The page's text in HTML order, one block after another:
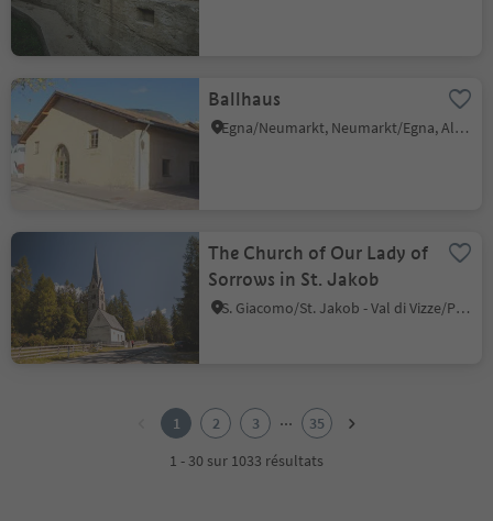
Ballhaus
Egna/Neumarkt, Neumarkt/Egna, Alto Adige Wine Road
The Church of Our Lady of
Sorrows in St. Jakob
S. Giacomo/St. Jakob - Val di Vizze/Pfitsch, Pfitsch/Val di Vizze, Sterzing/Vipiteno and environs
1 2 3 ...
35
1 - 30 sur 1033 résultats